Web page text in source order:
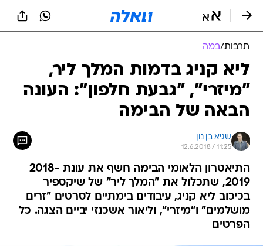
תרבות/במה
ליא קניג בדמות המלך ליר,
"מיזרי", "גבעת חלפון": העונה
הבאה של הבימה
שגיא בן נון
12.6.2018 / 11:25
התיאטרון הלאומי הבימה חשף את עונת 2018-
2019, שתכלול את "המלך ליר" של שיקספיר
בכיכוב ליא קניג, עיבודים בימתיים לסרטים "זרים
מושלמים" ו"מיזרי", וליאור אשכנזי יביים הצגה. כל
הפרטים